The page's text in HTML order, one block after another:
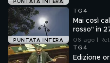
PUNTATA INTERA
PUNTATA INTERA
TG4
Mai così
rosso" in
06 ago |
TG4
Edizione